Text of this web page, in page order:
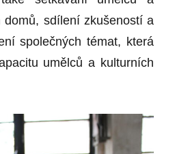
domů, sdílení zkušeností a
společných témat, která
umělců a kulturních